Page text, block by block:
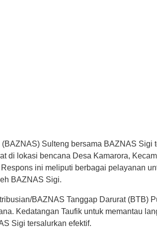
Sulteng bersama BAZNAS Sigi
di lokasi bencana Desa Kamarora,
ini meliputi berbagai pelayanan
BAZNAS Sigi.
BAZNAS Tanggap Darurat (BTB)
Kedatangan Taufik untuk memantau
Sigi tersalurkan efektif.